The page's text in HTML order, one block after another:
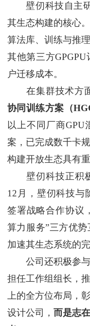
壁仞科技自主研
其生态构建的核心
算法库、训练与推
其他第三方
户迁移成本。
在集群技术方面
协同训练方案（
以上不同厂商
案，已完成数千卡
构建开放生态具有重
壁仞科技正积极
12月，壁仞科技与
签署战略合作协议
算力服务”三方优
加速其生态系统的完
公司还积极参与
担任工作组组长，
上的全方位布局，
设计公司， 而是志